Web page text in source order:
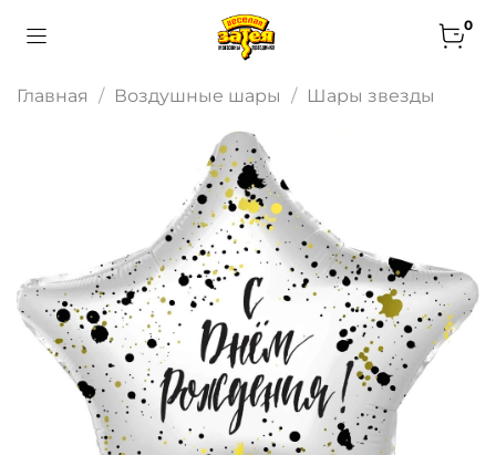
0
Главная Воздушные шары Шары звезды